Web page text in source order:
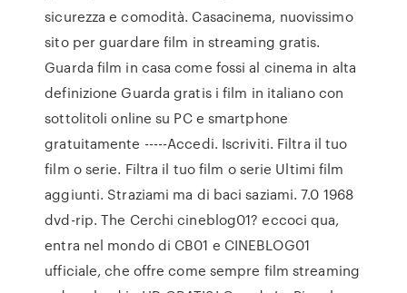
sicurezza e comodità. Casacinema, nuovissimo
sito per guardare film in streaming gratis.
Guarda film in casa come fossi al cinema in alta
definizione Guarda gratis i film in italiano con
sottolitoli online su PC e smartphone
gratuitamente -----Accedi. Iscriviti. Filtra il tuo
film o serie. Filtra il tuo film o serie Ultimi film
aggiunti. Straziami ma di baci saziami. 7.0 1968
dvd-rip. The Cerchi cineblog01? eccoci qua,
entra nel mondo di CB01 e CINEBLOG01
ufficiale, che offre come sempre film streaming